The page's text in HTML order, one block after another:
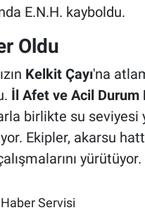
E.N.H. kayboldu.
Oldu
Kelkit Çayı'na
İl Afet ve Acil Durum
birlikte su seviyesi
Ekipler, akarsu
yürütüyor.
Servisi